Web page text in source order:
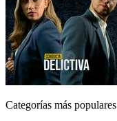
Categorías más populares